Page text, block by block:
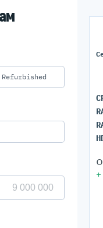
Refurbished
+